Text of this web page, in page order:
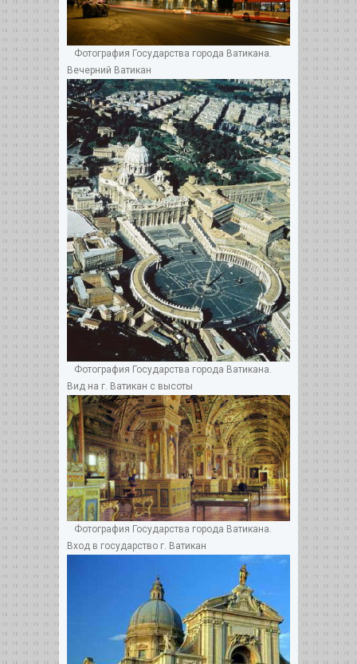
Фотография Государства города Ватикана.
Вечерний Ватикан
Фотография Государства города Ватикана.
Вид на г. Ватикан с высоты
Фотография Государства города Ватикана.
Вход в государство г. Ватикан